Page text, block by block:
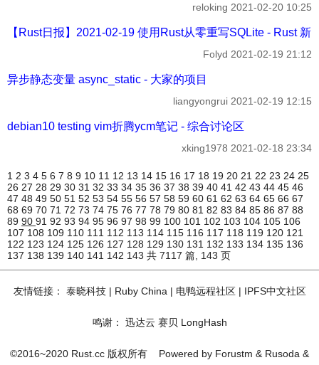
reloking 2021-02-20 10:25
【Rust日报】2021-02-19 使用Rust从零重写SQLite - Rust 新
Folyd 2021-02-19 21:12
异步静态变量 async_static - 大家的项目
liangyongrui 2021-02-19 12:15
debian10 testing vim折腾ycm笔记 - 综合讨论区
xking1978 2021-02-18 23:34
1 2 3 4 5 6 7 8 9 10 11 12 13 14 15 16 17 18 19 20 21 22 23 24 25
26 27 28 29 30 31 32 33 34 35 36 37 38 39 40 41 42 43 44 45 46
47 48 49 50 51 52 53 54 55 56 57 58 59 60 61 62 63 64 65 66 67
68 69 70 71 72 73 74 75 76 77 78 79 80 81 82 83 84 85 86 87 88
89 90 91 92 93 94 95 96 97 98 99 100 101 102 103 104 105 106
107 108 109 110 111 112 113 114 115 116 117 118 119 120 121
122 123 124 125 126 127 128 129 130 131 132 133 134 135 136
137 138 139 140 141 142 143 共 7117 篇, 143 页
友情链接： 泰晓科技| Ruby China | 电鸭远程社区| IPFS中文社区
鸣谢： 迅达云 赛贝 LongHash
©2016~2020 Rust.cc 版权所有 Powered by Forustm & Rusoda &